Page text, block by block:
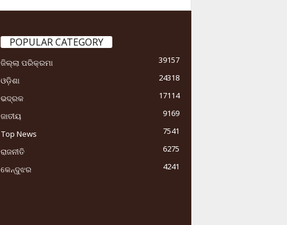
POPULAR CATEGORY
ଜିଲ୍ଲା ପରିକ୍ରମା
39157
ଓଡ଼ିଶା
24318
ଭଦ୍ରକ
17114
ଜାତୀୟ
9169
Top News
7541
ରାଜନୀତି
6275
କେନ୍ଦୁଝର
4241